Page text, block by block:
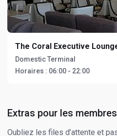
The Coral Executive
Domestic Terminal
Horaires : 06:00 - 22:00
Extras pour les membres
Oubliez les files d’attente et